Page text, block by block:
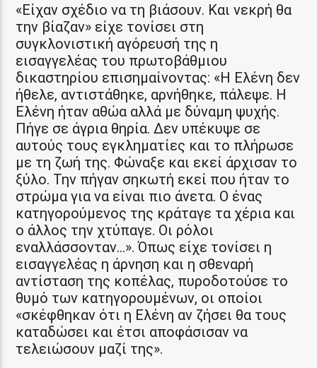
«Είχαν σχέδιο να τη βιάσουν. Και νεκρή θα
την βίαζαν» είχε τονίσει στη
συγκλονιστική αγόρευσή της η
εισαγγελέας του πρωτοβάθμιου
δικαστηρίου επισημαίνοντας: «Η Ελένη δεν
ήθελε, αντιστάθηκε, αρνήθηκε, πάλεψε. Η
Ελένη ήταν αθώα αλλά με δύναμη ψυχής.
Πήγε σε άγρια θηρία. Δεν υπέκυψε σε
αυτούς τους εγκληματίες και το πλήρωσε
με τη ζωή της. Φώναξε και εκεί άρχισαν το
ξύλο. Την πήγαν σηκωτή εκεί που ήταν το
στρώμα για να είναι πιο άνετα. Ο ένας
κατηγορούμενος της κράταγε τα χέρια και
ο άλλος την χτύπαγε. Οι ρόλοι
εναλλάσσονταν…». Όπως είχε τονίσει η
εισαγγελέας η άρνηση και η σθεναρή
αντίσταση της κοπέλας, πυροδοτούσε το
θυμό των κατηγορουμένων, οι οποίοι
«σκέφθηκαν ότι η Ελένη αν ζήσει θα τους
καταδώσει και έτσι αποφάσισαν να
τελειώσουν μαζί της».